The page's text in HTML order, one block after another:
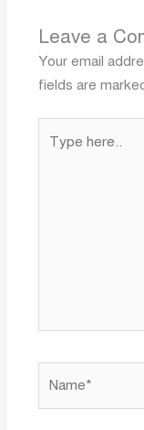
Leave a
Your email
fields are
here..